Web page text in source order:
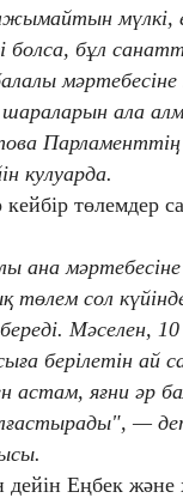
мүлкі,
болса, бұл
ала
Парламенттің
кулуарда.
төлемдер
ана
төлем сол
Мәселен,
берілетін ай
астам, яғни әр
— деп
дейін Еңбек